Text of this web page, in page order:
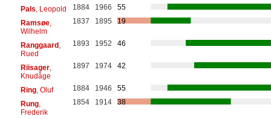
Pals , Leopold 1884 1966
55
Ramsøe,
Wilhelm
1837 1895 19
Ranggaard,
Rued
1893 1952 46
Riisager,
Knudåge
1897 1974 42
Ring, Oluf 1884 1946
55
Rung,
Frederik
1854 1914 38